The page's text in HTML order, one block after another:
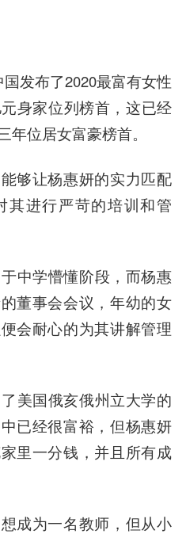
发布了2020最富有女性
身家位列榜首，这已经
年位居女富豪榜首。
够让杨惠妍的实力匹配
其进行严苛的培训和管
中学懵懂阶段，而杨惠
董事会会议，年幼的女
会耐心的为其讲解管理
美国俄亥俄州立大学的
已经很富裕，但杨惠妍
里一分钱，并且所有成
成为一名教师，但从小